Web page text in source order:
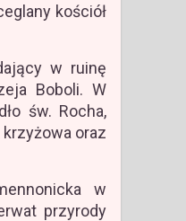
kościół
w ruinę
Boboli. W
św. Rocha,
oraz
w
przyrody